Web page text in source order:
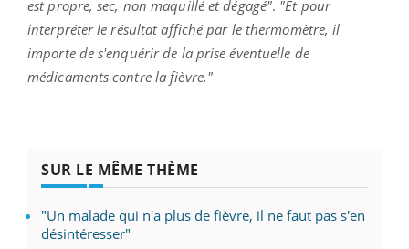
est propre, sec, non maquillé et dégagé". "Et pour
interpréter le résultat affiché par le thermomètre, il
importe de s'enquérir de la prise éventuelle de
médicaments contre la fièvre."
SUR LE MÊME THÈME
"Un malade qui n'a plus de fièvre, il ne faut pas s'en
désintéresser"